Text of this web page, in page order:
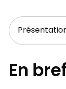
En bref